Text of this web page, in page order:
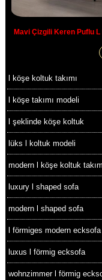
Mavi Çizgili Keren Puflu
l köşe koltuk takımı
l köşe takımı modeli
l şeklinde köşe koltuk
lüks l koltuk modeli
modern l köşe koltuk
luxury l shaped sofa
modern l shaped sofa
l förmiges modern ecksofa
luxus l förmig ecksofa
wohnzimmer l förmig